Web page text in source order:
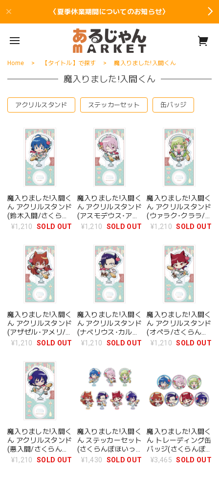
〈夏季休業期間についてのお知らせ〉
Home 【タイトル】で探す 魔入りました!入間くん
魔入りました!入間くん
アクリルスタンド ステッカーセット 缶バッジ
魔入りました!入間く
ん アクリルスタンド
(鈴木入間/さくらん
ぼほいっぷ)
¥1,210 SOLD OUT
魔入りました!入間く
ん アクリルスタンド
(アスモデウス･アリ
ス/さくらんぼほい
¥1,210 SOLD OUT
魔入りました!入間く
ん アクリルスタンド
(ウァラク･クララ/
さくらんぼほいっ
¥1,210 SOLD OUT
魔入りました!入間く
ん アクリルスタンド
(アザゼル･アメリ/
さくらんぼほいっ
¥1,210 SOLD OUT
魔入りました!入間く
ん アクリルスタンド
(ナベリウス･カルエ
ゴ/さくらんぼほい
¥1,210 SOLD OUT
魔入りました!入間く
ん アクリルスタンド
(オペラ/さくらんぼ
ほいっぷ)
¥1,210 SOLD OUT
魔入りました!入間く
ん アクリルスタンド
(悪入間/さくらんぼ
ほいっぷ)
¥1,210 SOLD OUT
魔入りました!入間く
ん ステッカーセット
(さくらんぼほいっ
ぷ)
¥1,430 SOLD OUT
魔入りました!入間く
ん トレーディング缶
バッジ(さくらんぼ
ほいっぷ) BOX
¥3,465 SOLD OUT